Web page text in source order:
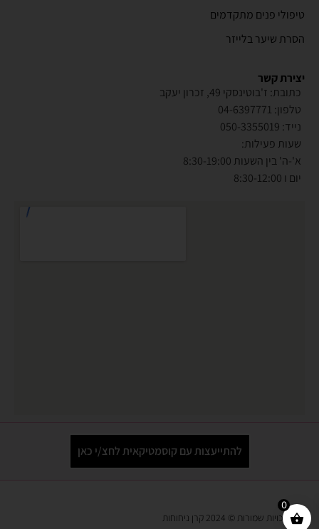
יצירת קשר
כתובת: ז'בוטינסקי 49, זכרון יעקב
טלפון: 04-6397771
נייד: 050-3355019
שעות פעילות:
א'-ה' בין השעות 8:30-19:00
יום ו 8:30-12:00
טיפולי פנים מתקדמים
הסרת שיער בלייזר
להתייעצות עם קוסמטיקאית לחצ/י כאן
כל הזכויות שמורות © 2024 קרן ניחוחות
0